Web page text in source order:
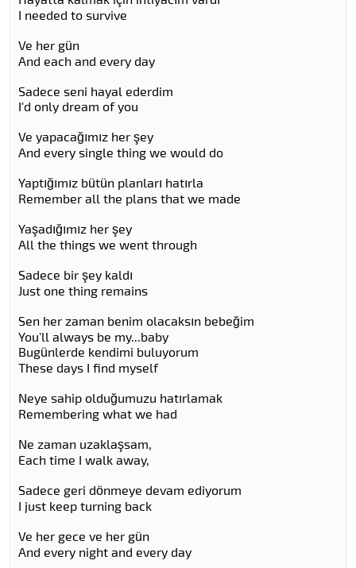
I needed to survive
Ve her gün
And each and every day
Sadece seni hayal ederdim
I'd only dream of you
Ve yapacağımız her şey
And every single thing we would do
Yaptığımız bütün planları hatırla
Remember all the plans that we made
Yaşadığımız her şey
All the things we went through
Sadece bir şey kaldı
Just one thing remains
Sen her zaman benim olacaksın bebeğim
You'll always be my...baby
Bugünlerde kendimi buluyorum
These days I find myself
Neye sahip olduğumuzu hatırlamak
Remembering what we had
Ne zaman uzaklaşsam,
Each time I walk away,
Sadece geri dönmeye devam ediyorum
I just keep turning back
Ve her gece ve her gün
And every night and every day